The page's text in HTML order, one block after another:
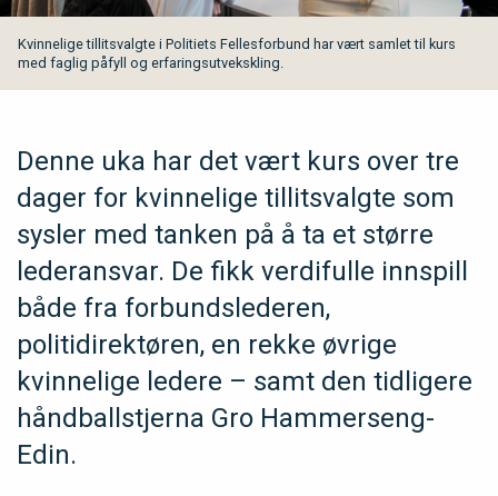
Kvinnelige tillitsvalgte i Politiets Fellesforbund har vært samlet til kurs
med faglig påfyll og erfaringsutvekskling.
Denne uka har det vært kurs over tre
dager for kvinnelige tillitsvalgte som
sysler med tanken på å ta et større
lederansvar. De fikk verdifulle innspill
både fra forbundslederen,
politidirektøren, en rekke øvrige
kvinnelige ledere – samt den tidligere
håndballstjerna Gro Hammerseng-
Edin.